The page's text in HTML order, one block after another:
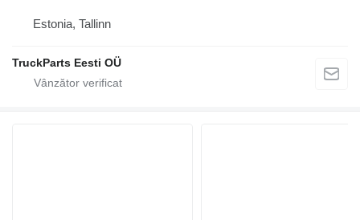
Estonia, Tallinn
TruckParts Eesti OÜ